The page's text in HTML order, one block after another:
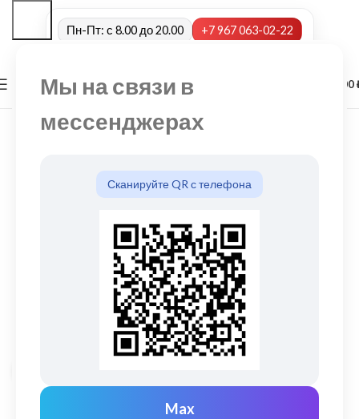
Мы на связи в
мессенджерах
Сканируйте QR с телефона
Max
Пн-Пт: с 8.00 до 20.00 +7 967 063-02-22
МЕНЮ 0,00